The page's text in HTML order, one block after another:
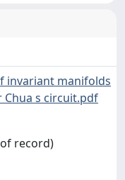
invariant manifolds
s circuit.pdf
record)